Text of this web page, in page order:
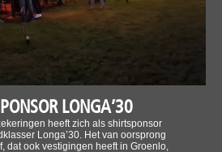
LONGA’30
heeft zich als shirtsponsor
Longa’30. Het van oorsprong
dat ook vestigingen heeft in Groenlo,